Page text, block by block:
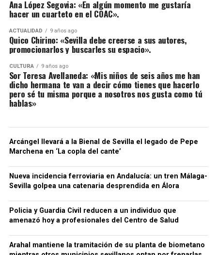
Ana López Segovia: «En algún momento me gustaría
hacer un cuarteto en el COAC».
ACTUALIDAD 9 años ago
Quico Chirino: «Sevilla debe creerse a sus autores,
promocionarlos y buscarles su espacio».
CULTURA 9 años ago
Sor Teresa Avellaneda: «Mis niños de seis años me han
dicho hermana te van a decir cómo tienes que hacerlo
pero sé tu misma porque a nosotros nos gusta como tú
hablas»
Arcángel llevará a la Bienal de Sevilla el legado de Pepe
Marchena en ‘La copla del cante’
Nueva incidencia ferroviaria en Andalucía: un tren Málaga-
Sevilla golpea una catenaria desprendida en Álora
Policia y Guardia Civil reducen a un individuo que
amenazó hoy a profesionales del Centro de Salud
Arahal mantiene la tramitación de su planta de biometano